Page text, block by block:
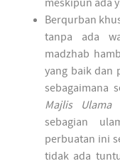
meskipun ada
Berqurban
tanpa ada
madzhab
yang baik dan
sebagaimana
Majlis Ulama
sebagian
perbuatan ini
tidak ada